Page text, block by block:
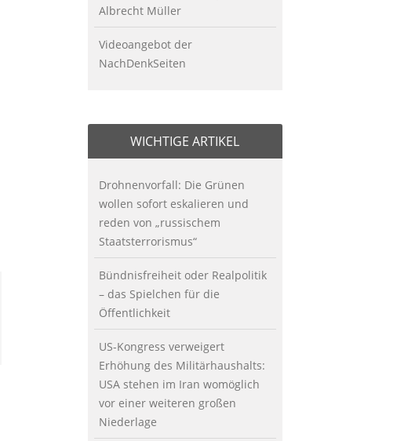
Albrecht Müller
Videoangebot der
NachDenkSeiten
WICHTIGE ARTIKEL
Drohnenvorfall: Die Grünen
wollen sofort eskalieren und
reden von „russischem
Staatsterrorismus“
Bündnisfreiheit oder Realpolitik
– das Spielchen für die
Öffentlichkeit
US-Kongress verweigert
Erhöhung des Militärhaushalts:
USA stehen im Iran womöglich
vor einer weiteren großen
Niederlage